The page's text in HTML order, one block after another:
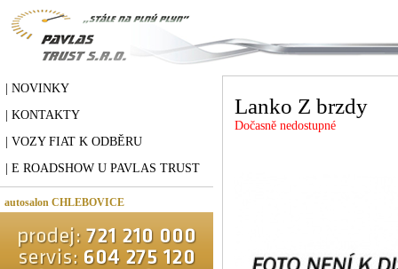
| NOVINKY
| KONTAKTY
| VOZY FIAT K ODBĚRU
| E ROADSHOW U PAVLAS TRUST
autosalon CHLEBOVICE
Lanko Z brzdy
Dočasně nedostupné